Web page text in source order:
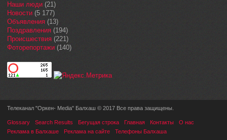
Наши люди (21)
Новости (5 177)
Объявления (13)
Поздравления (194)
Происшествия (221)
Фоторепортажи (140)
Телеканал "Оркен- Media" Балхаш © 2017 Все права защищены.
Glossary Search Results Бегущая строка Главная Контакты
О нас
Реклама в Балхаше
Реклама на сайте Телефоны Балхаша